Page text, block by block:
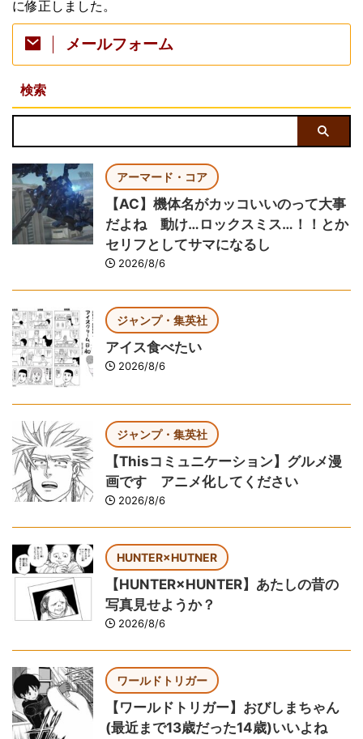
に修正しました。
メールフォーム
検索
アーマード・コア
【AC】機体名がカッコいいのって大事
だよね 動け…ロックスミス…！！とか
セリフとしてサマになるし
2026/8/6
ジャンプ・集英社
アイス食べたい
2026/8/6
ジャンプ・集英社
【Thisコミュニケーション】グルメ漫
画です アニメ化してください
2026/8/6
HUNTER×HUTNER
【HUNTER×HUNTER】あたしの昔の
写真見せようか？
2026/8/6
ワールドトリガー
【ワールドトリガー】おびしまちゃん
(最近まで13歳だった14歳)いいよね